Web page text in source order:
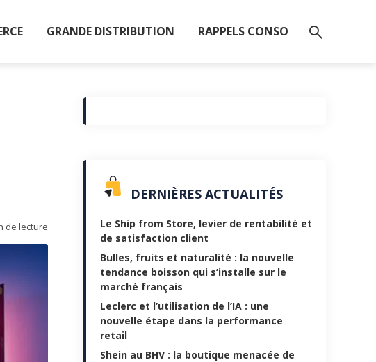
GRANDE DISTRIBUTION RAPPELS CONSO
de lecture
DERNIÈRES ACTUALITÉS
Le Ship from Store, levier de rentabilité et
de satisfaction client
Bulles, fruits et naturalité : la nouvelle
tendance boisson qui s’installe sur le
marché français
Leclerc et l’utilisation de l’IA : une
nouvelle étape dans la performance
retail
Shein au BHV : la boutique menacée de